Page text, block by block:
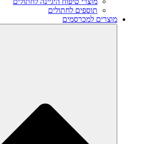
תוספים לחתולים
מוצרים למכרסמים